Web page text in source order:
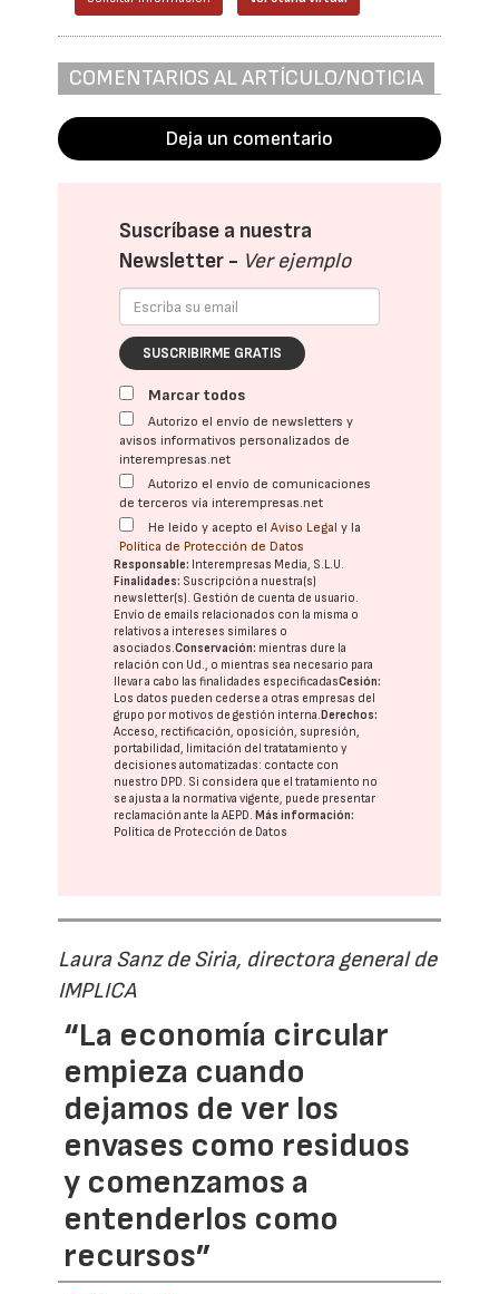
COMENTARIOS AL ARTÍCULO/NOTICIA
Deja un comentario
Suscríbase a nuestra
Newsletter - Ver ejemplo
SUSCRIBIRME GRATIS
Marcar todos
Autorizo el envío de newsletters y
avisos informativos personalizados de
interempresas.net
Autorizo el envío de comunicaciones
de terceros vía interempresas.net
He leído y acepto elAviso Legal y la
Política de Protección de Datos
Responsable: Interempresas Media, S.L.U.
Finalidades: Suscripción a nuestra(s)
newsletter(s). Gestión de cuenta de usuario.
Envío de emails relacionados con la misma o
relativos a intereses similares o
asociados.Conservación: mientras dure la
relación con Ud., o mientras sea necesario para
llevar a cabo las finalidades especificadasCesión:
Los datos pueden cederse a otras empresas del
grupo por motivos de gestión interna.Derechos:
Acceso, rectificación, oposición, supresión,
portabilidad, limitación del tratatamiento y
decisiones automatizadas: contacte con
nuestro DPD. Si considera que el tratamiento no
se ajusta a la normativa vigente, puede presentar
reclamación ante laAEPD.Más información:
Política de Protección de Datos
Laura Sanz de Siria, directora general de
IMPLICA
“La economía circular
empieza cuando
dejamos de ver los
envases como residuos
y comenzamos a
entenderlos como
recursos”